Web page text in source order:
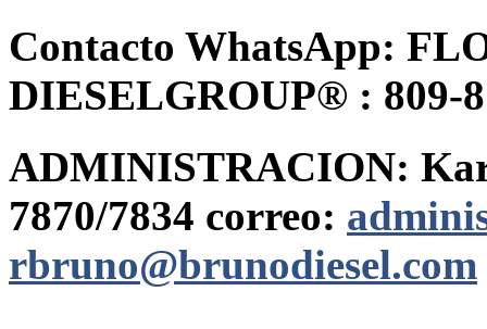
Contacto WhatsApp:
DIESELGROUP® : 809-
ADMINISTRACION:
7870/7834 correo:
rbruno@brunodiesel.com